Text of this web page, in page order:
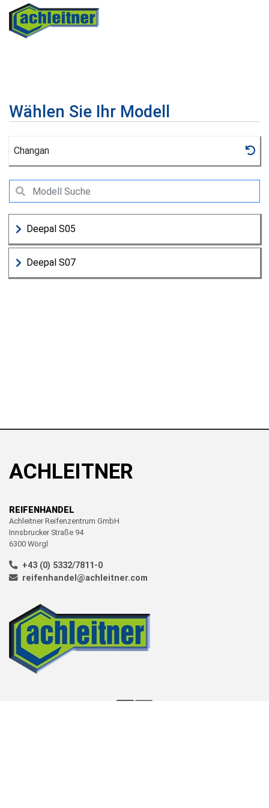
Wählen Sie Ihr Modell
Changan
Deepal S05
Deepal S07
ACHLEITNER
REIFENHANDEL
Achleitner Reifenzentrum GmbH
Innsbrucker Straße 94
6300 Wörgl
+43 (0) 5332/7811-0
reifenhandel@achleitner.com